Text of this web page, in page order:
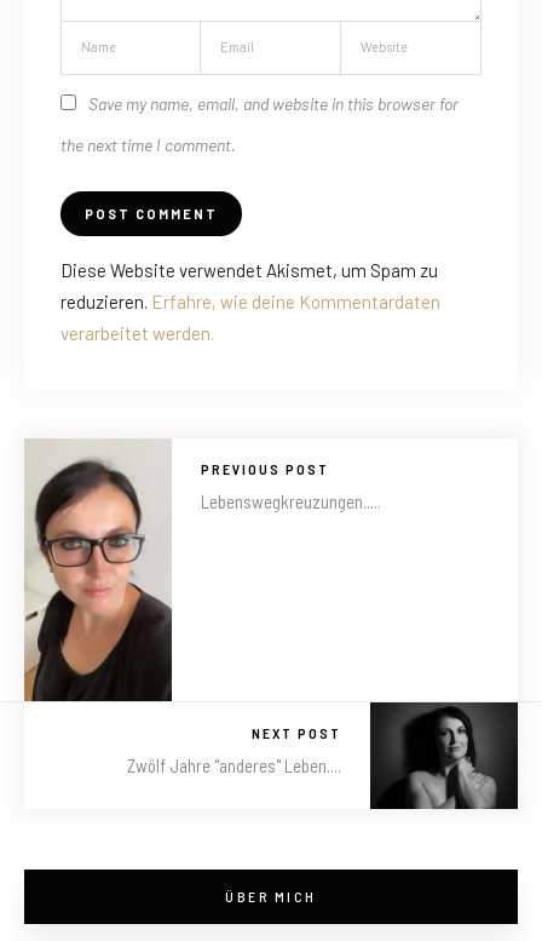
Save my name, email, and website in this browser for
the next time I comment.
Diese Website verwendet Akismet, um Spam zu
reduzieren. Erfahre, wie deine Kommentardaten
verarbeitet werden.
PREVIOUS POST
Lebenswegkreuzungen.....
NEXT POST
Zwölf Jahre "anderes" Leben....
ÜBER MICH